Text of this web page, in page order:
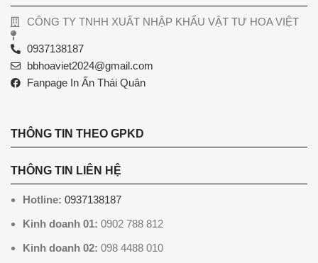
CÔNG TY TNHH XUẤT NHẬP KHẨU VẬT TƯ HOA VIỆT
0937138187
bbhoaviet2024@gmail.com
Fanpage In Ấn Thái Quân
THÔNG TIN THEO GPKD
THÔNG TIN LIÊN HỆ
Hotline: 0937138187
Kinh doanh 01: 0902 788 812
Kinh doanh 02: 098 4488 010